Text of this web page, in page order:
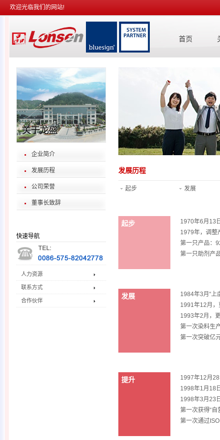
欢迎光临我们的网站!
首页
企业简介
发展历程
公司荣誉
董事长致辞
快速导航
人力资源
联系方式
合作伙伴
发展历程
起步 发展
起步
1970年6月13
1979年，调整
第一只产品：
第一只助剂产
发展
1984年3月“上
1991年12月，
1993年2月，
第一次染料生
第一次突破亿
提升
1997年12月
1998年1月18
1998年3月23
第一次获得“自
第一次通过